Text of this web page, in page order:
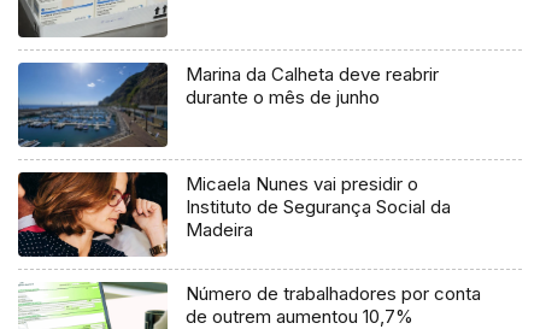
Marina da Calheta deve reabrir
durante o mês de junho
Micaela Nunes vai presidir o
Instituto de Segurança Social da
Madeira
Número de trabalhadores por conta
de outrem aumentou 10,7%